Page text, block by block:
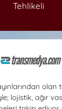
Tehlikeli
olan
lojistik, ağır